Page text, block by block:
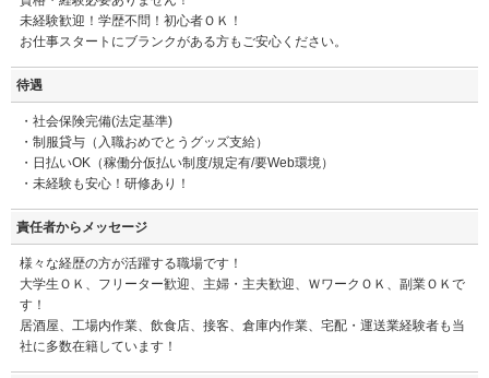
未経験歓迎！学歴不問！初心者ＯＫ！
お仕事スタートにブランクがある方もご安心ください。
待遇
・社会保険完備(法定基準)
・制服貸与（入職おめでとうグッズ支給）
・日払いOK（稼働分仮払い制度/規定有/要Web環境）
・未経験も安心！研修あり！
責任者からメッセージ
様々な経歴の方が活躍する職場です！
大学生ＯＫ、フリーター歓迎、主婦・主夫歓迎、ＷワークＯＫ、副業ＯＫで
す！
居酒屋、工場内作業、飲食店、接客、倉庫内作業、宅配・運送業経験者も当
社に多数在籍しています！